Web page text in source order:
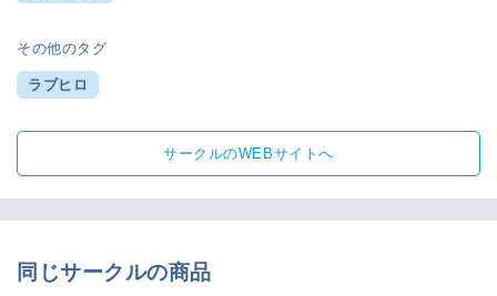
その他のタグ
ラブヒロ
サークルのWEBサイトへ
同じサークルの商品